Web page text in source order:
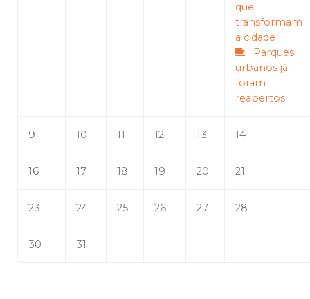
que
transformam
a cidade
Parques
urbanos já
foram
reabertos
9 10 11 12 13 14
16 17 18 19 20 21
23 24 25 26 27 28
30 31